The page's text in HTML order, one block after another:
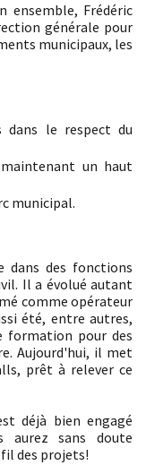
ensemble, Frédéric
générale pour
municipaux, les
dans le respect du
un haut
municipal.
dans des fonctions
Il a évolué autant
comme opérateur
été, entre autres,
formation pour des
Aujourd'hui, il met
prêt à relever ce
déjà bien engagé
aurez sans doute
fil des projets!